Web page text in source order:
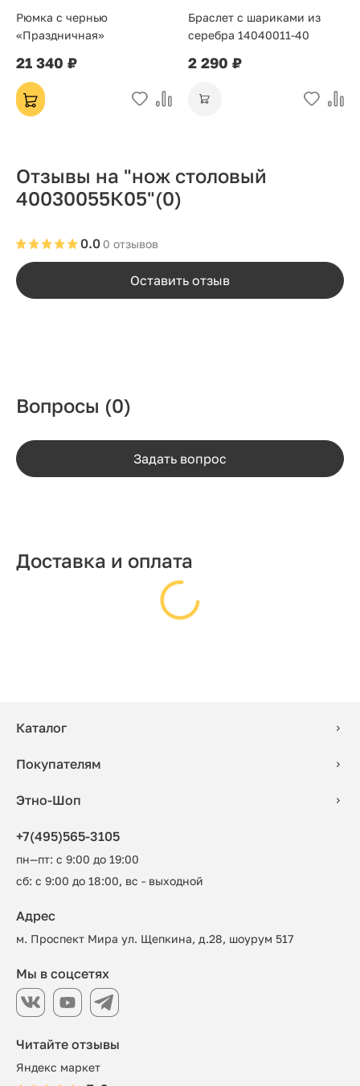
Рюмка с чернью
«Праздничная»
21 340 ₽
Браслет с шариками из
серебра 14040011-40
2 290 ₽
Отзывы на "нож столовый
40030055К05"(0)
0 отзывов
0.0
Оставить отзыв
Вопросы (0)
Задать вопрос
Доставка и оплата
Каталог
Покупателям
Этно-Шоп
+7(495)565-3105
пн—пт: с 9:00 до 19:00
сб: с 9:00 до 18:00, вс - выходной
Читайте отзывы
Яндекс маркет
Адрес
м. Проспект Мира ул. Щепкина, д.28, шоурум 517
Мы в соцсетях